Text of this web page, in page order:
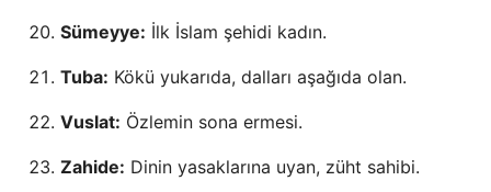
Sümeyye: İlk İslam şehidi kadın.
Tuba: Kökü yukarıda, dalları aşağıda olan.
Vuslat: Özlemin sona ermesi.
Zahide: Dinin yasaklarına uyan, züht sahibi.